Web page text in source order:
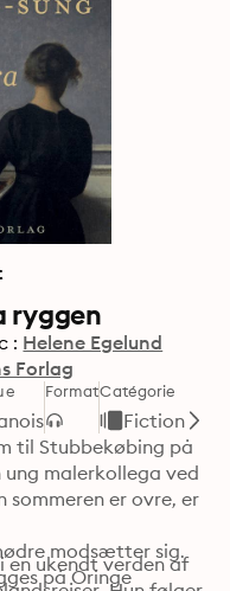
ryggen
: Helene Egelund
Forlag
FormatCatégorie
Fiction
til Stubbekøbing på
ung malerkollega ved
sommeren er ovre, er
modsætter sig.
på Oringe
en ukendt verden af